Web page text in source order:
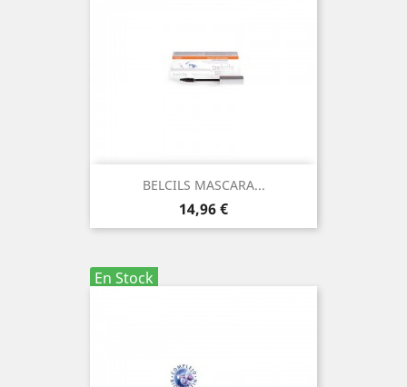
BELCILS MASCARA...
Precio
14,96 €
En Stock